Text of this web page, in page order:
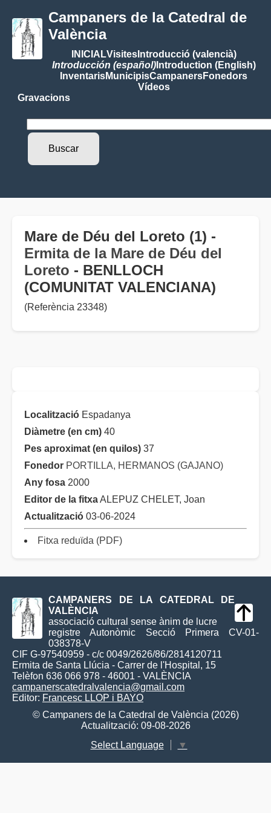
Campaners de la Catedral de
València
INICIALVisitesIntroducció (valencià)
Introducción (español)Introduction (English)
InventarisMunicipisCampanersFonedors
Vídeos
Gravacions
Mare de Déu del Loreto (1) -
Ermita de la Mare de Déu del
Loreto - BENLLOCH
(COMUNITAT VALENCIANA)
(Referència 23348)
Localització Espadanya
Diàmetre (en cm) 40
Pes aproximat (en quilos) 37
Fonedor PORTILLA, HERMANOS (GAJANO)
Any fosa 2000
Editor de la fitxaALEPUZ CHELET, Joan
Actualització 03-06-2024
Fitxa reduïda (PDF)
CAMPANERS DE LA CATEDRAL DE
VALÈNCIA
associació cultural sense ànim de lucre
registre Autonòmic Secció Primera CV-01-
038378-V
CIF G-97540959 - c/c 0049/2626/86/2814120711
Ermita de Santa Llúcia - Carrer de l'Hospital, 15
Telèfon 636 066 978 - 46001 - VALÈNCIA
campanerscatedralvalencia@gmail.com
Editor: Francesc LLOP i BAYO
© Campaners de la Catedral de València (2026)
Actualització: 09-08-2026
Select Language
▼